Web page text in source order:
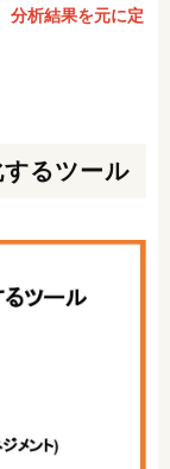
分析結果を元に定
るツール